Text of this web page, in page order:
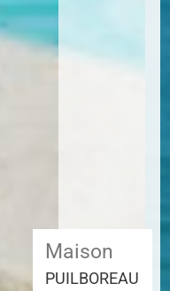
Maison
PUILBOREAU